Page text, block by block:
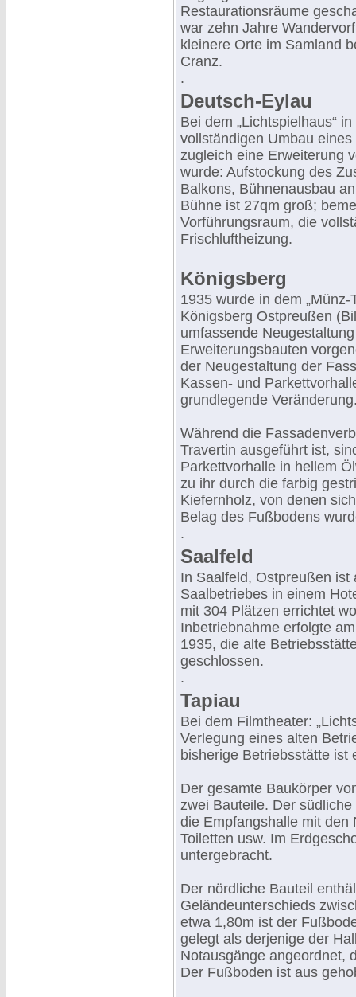
Restaurationsräume
war zehn Jahre
kleinere Orte im Samland
Cranz.
.
Deutsch-Eylau
Bei dem „Lichtspielhaus“
vollständigen Umbau
zugleich eine Erweiterung
wurde: Aufstockung des
Balkons, Bühnenausbau
Bühne ist 27qm groß;
Vorführungsraum, die
Frischluftheizung.
Königsberg
1935 wurde in dem „Münz-
Königsberg Ostpreußen
umfassende
Erweiterungsbauten
der Neugestaltung der
Kassen- und
grundlegende
Während die
Travertin ausgeführt ist,
Parkettvorhalle in hellem
zu ihr durch die farbig
Kiefernholz, von denen
Belag des Fußbodens
.
Saalfeld
In Saalfeld, Ostpreußen ist
Saalbetriebes in einem
mit 304 Plätzen errichtet
Inbetriebnahme erfolgte
1935, die alte
geschlossen.
.
Tapiau
Bei dem Filmtheater:
Verlegung eines alten
bisherige Betriebsstätte ist
Der gesamte Baukörper
zwei Bauteile. Der
die Empfangshalle mit den
Toiletten usw. Im
untergebracht.
Der nördliche Bauteil
Geländeunterschieds
etwa 1,80m ist der
gelegt als derjenige der
Notausgänge angeordnet,
Der Fußboden ist aus